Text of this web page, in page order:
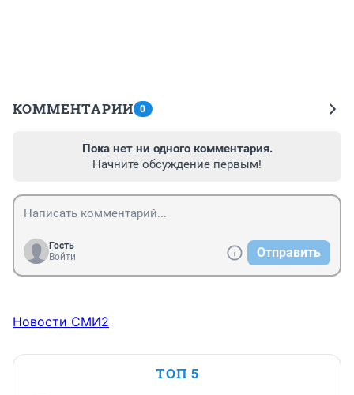
КОММЕНТАРИИ 0
Пока нет ни одного комментария.
Начните обсуждение первым!
Гость
Войти
Отправить
Новости СМИ2
ТОП 5